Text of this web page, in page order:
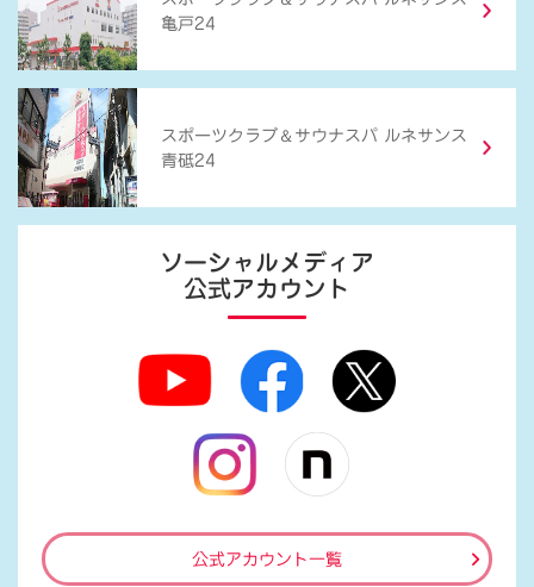
亀戸24
スポーツクラブ ＆ サウナスパ ルネサンス
青砥24
ソーシャルメディア
公式アカウント
公式アカウント一覧